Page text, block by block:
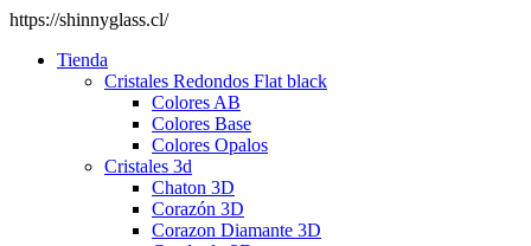
https://shinnyglass.cl/
Tienda
Cristales Redondos Flat black
Colores AB
Colores Base
Colores Opalos
Cristales 3d
Chaton 3D
Corazón 3D
Corazon Diamante 3D